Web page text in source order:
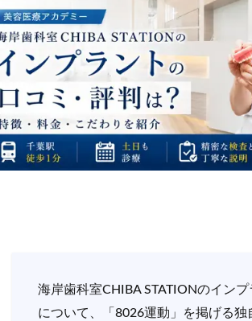
海岸歯科室CHIBA STATIONのイン
について、「8026運動」を掲げる独